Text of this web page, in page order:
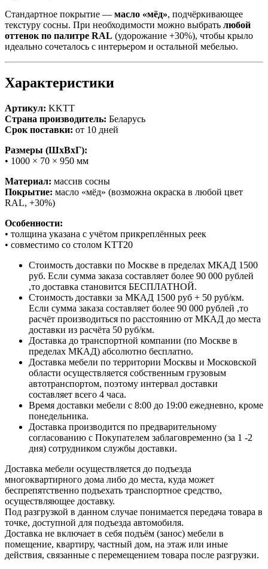
Стандартное покрытие — масло «мёд», подчёркивающее
текстуру сосны. При необходимости можно выбрать любой
оттенок по палитре RAL (удорожание +30%), чтобы крыло
идеально сочеталось с интерьером и остальной мебелью.
Характеристики
Артикул: KKTT
Страна производитель: Беларусь
Срок поставки: от 10 дней
Размеры (ШхВхГ):
• 1000 × 70 × 950 мм
Материал: массив сосны
Покрытие: масло «мёд» (возможна окраска в любой цвет
RAL, +30%)
Особенности:
• толщина указана с учётом прикреплённых реек
• совместимо со столом KTT20
Стоимость доставки по Москве в пределах МКАД 1500
руб. Если сумма заказа составляет более 90 000 рублей
,то доставка становится БЕСПЛАТНОЙ.
Стоимость доставки за МКАД 1500 руб + 50 руб/км.
Если сумма заказа составляет более 90 000 рублей ,то
расчёт производиться по расстоянию от МКАД до места
доставки из расчёта 50 руб/км.
Доставка до транспортной компании (по Москве в
пределах МКАД) абсолютно бесплатно.
Доставка мебели по территории Москвы и Московской
области осуществляется собственным грузовым
автотранспортом, поэтому интервал доставки
составляет всего 4 часа.
Время доставки мебели с 8:00 до 19:00 ежедневно, кроме
понедельника.
Доставка производится по предварительному
согласованию с Покупателем заблаговременно (за 1 -2
дня) сотрудником службы доставки.
Доставка мебели осуществляется до подъезда
многоквартирного дома либо до места, куда может
беспрепятственно подъехать транспортное средство,
осуществляющее доставку.
Под разгрузкой в данном случае понимается передача товара в
точке, доступной для подъезда автомобиля.
Доставка не включает в себя подъём (занос) мебели в
помещение, квартиру, частный дом, на этаж или иные
действия, связанные с перемещением товара после разгрузки.